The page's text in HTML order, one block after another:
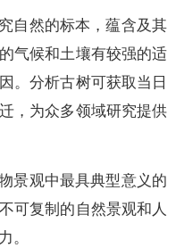
自然的标本，蕴含及其
气候和土壤有较强的适
。分析古树可获取当日
，为众多领域研究提供
景观中最具典型意义的
可复制的自然景观和人
。